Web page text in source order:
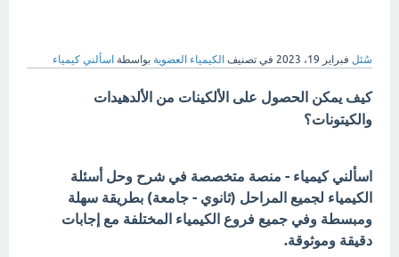
سُئل فبراير 19، 2023 في تصنيف الكيمياء العضوية بواسطة اسألني كيمياء
كيف يمكن الحصول على الألكينات من الألدهيدات
والكيتونات؟
اسألني كيمياء - منصة متخصصة في شرح وحل أسئلة
الكيمياء لجميع المراحل (ثانوي - جامعة) بطريقة سهلة
ومبسطة وفي جميع فروع الكيمياء المختلفة مع إجابات
دقيقة وموثوقة.